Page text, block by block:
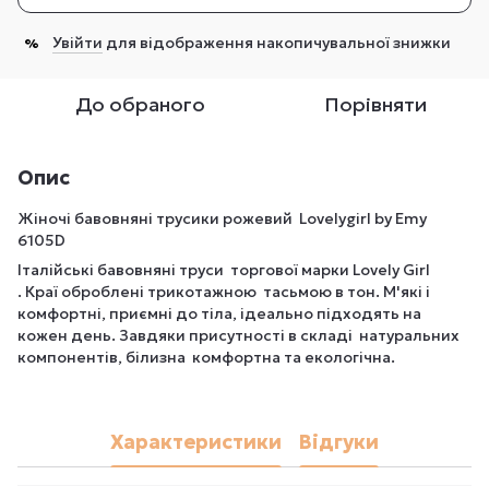
% Увійти для відображення накопичувальної знижки
До обраного Порівняти
Опис
Жіночі бавовняні трусики рожевий Lovelygirl by Emy
6105D
Італійські бавовняні труси торгової марки Lovely Girl
. Краї оброблені трикотажною тасьмою в тон. М'які і
комфортні, приємні до тіла, ідеально підходять на
кожен день. Завдяки присутності в складі натуральних
компонентів, білизна комфортна та екологічна.
Характеристики Відгуки